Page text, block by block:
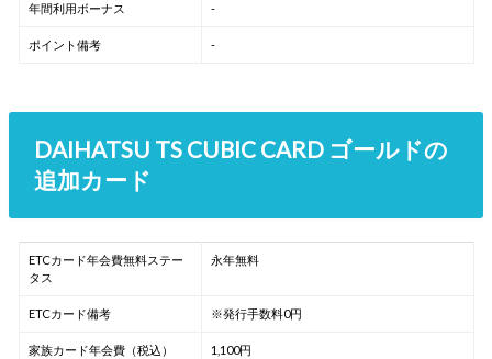
年間利用ボーナス -
ポイント備考 -
DAIHATSU TS CUBIC CARD ゴールドの
追加カード
ETCカード年会費無料ステー
タス
永年無料
ETCカード備考 ※発行手数料0円
家族カード年会費（税込） 1,100円